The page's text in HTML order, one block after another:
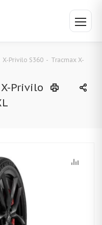
X-Privilo S360 - Tracmax X-
Privilo